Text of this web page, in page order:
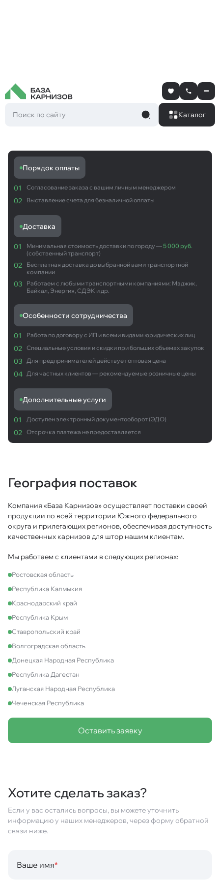
Каталог
Порядок оплаты
01 Согласование заказа с вашим личным менеджером
02 Выставление счета для безналичной оплаты
Доставка
01 Минимальная стоимость доставки по городу —5 000 руб.
(собственный транспорт)
02
Бесплатная доставка до выбранной вами транспортной
компании
03
Работаем с любыми транспортными компаниями: Мэджик,
Байкал, Энергия, СДЭК и др.
Особенности сотрудничества
01 Работа по договору с ИП и всеми видами юридических лиц
02 Специальные условия и скидки при больших объемах закупок
03 Для предпринимателей действует оптовая цена
04 Для частных клиентов — рекомендуемые розничные цены
Дополнительные услуги
01 Доступен электронный документооборот (ЭДО)
02 Отсрочка платежа не предоставляется
География поставок
Компания «База Карнизов» осуществляет поставки своей
продукции по всей территории Южного федерального
округа и прилегающих регионов, обеспечивая доступность
качественных карнизов для штор нашим клиентам.
Мы работаем с клиентами в следующих регионах:
Ростовская область
Республика Калмыкия
Краснодарский край
Республика Крым
Ставропольский край
Волгоградская область
Донецкая Народная Республика
Республика Дагестан
Луганская Народная Республика
Чеченская Республика
Оставить заявку
Хотите сделать заказ?
Если у вас остались вопросы, вы можете уточнить
информацию у наших менеджеров, через форму обратной
связи ниже.
Ваше имя*